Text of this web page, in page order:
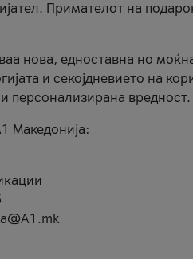
Примателот на
нова, едноставна но
и секојдневието на
персонализирана вредност.
Македонија: